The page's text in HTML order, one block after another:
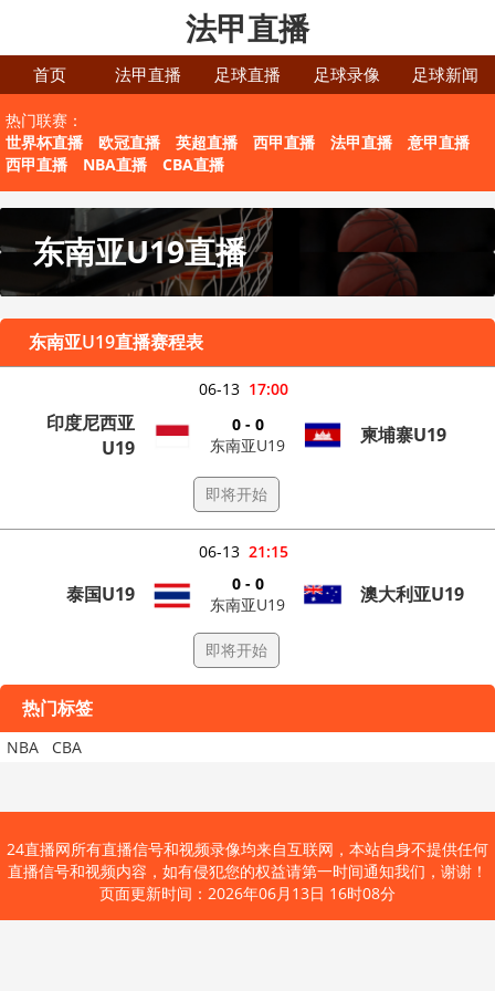
法甲直播
首页 法甲直播 足球直播 足球录像 足球新闻
热门联赛：
世界杯直播
欧冠直播 英超直播 西甲直播 法甲直播
意甲直播
西甲直播
NBA直播 CBA直播
东南亚U19直播
东南亚U19直播赛程表
17:00
06-13
印度尼西亚
U19
0 - 0
东南亚U19
柬埔寨U19
即将开始
21:15
06-13
泰国U19
0 - 0
东南亚U19
澳大利亚U19
即将开始
热门标签
NBA CBA
24直播网所有直播信号和视频录像均来自互联网，本站自身不提供任何
直播信号和视频内容，如有侵犯您的权益请第一时间通知我们，谢谢！
页面更新时间：2026年06月13日 16时08分